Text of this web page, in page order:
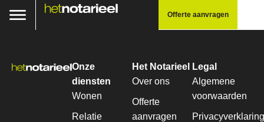
Offerte aanvragen
Onze
diensten
Wonen
Relatie
Het Notarieel
Over ons
Offerte
aanvragen
Legal
Algemene
voorwaarden
Privacyverklaring